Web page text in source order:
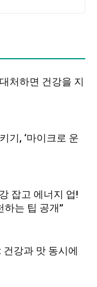
처하면 건강을 지
기, ‘마이크로 운
잡고 에너지 업!
하는 팁 공개”
건강과 맛 동시에